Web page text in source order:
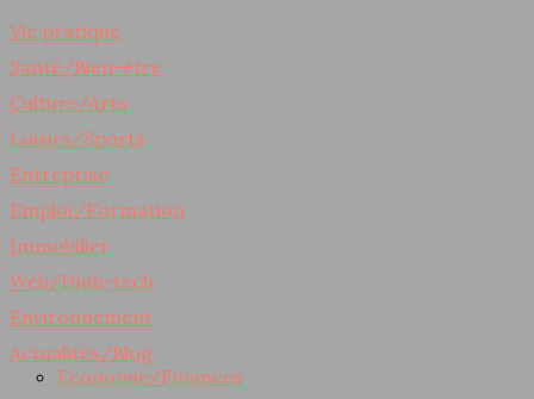
Vie pratique
Santé/Bien-être
Culture/Arts
Loisirs/Sports
Entreprise
Emploi/Formation
Immobilier
Web/High-tech
Environnement
Actualités/Blog
Economie/Finances